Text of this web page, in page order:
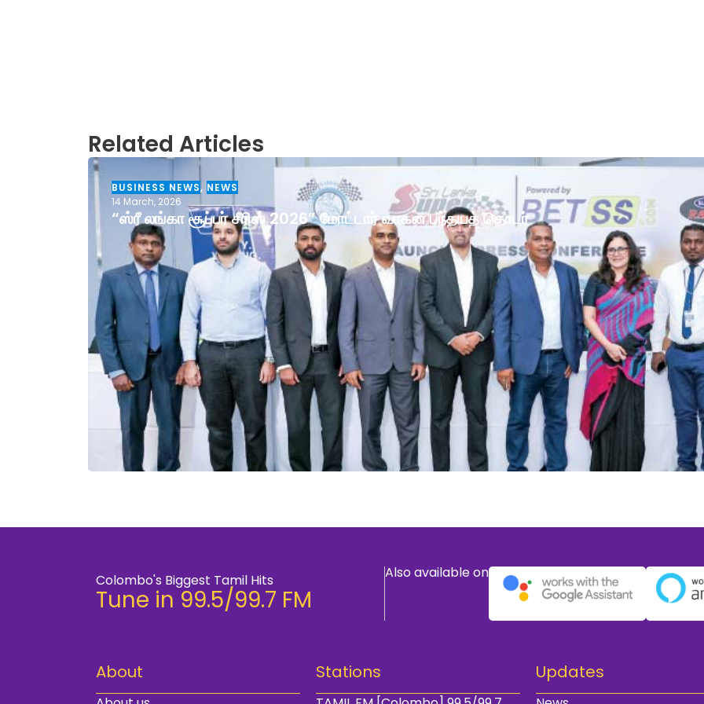
Related Articles
BUSINESS NEWS, NEWS
14 March, 2026
“ஸ்ரீ லங்கா சூப்பர் சீரிஸ் 2026” மோட்டார் வாகன பந்தயத் தொடர்
Colombo's Biggest Tamil Hits
Tune in 99.5/99.7 FM
Also available on
About Stations Updates